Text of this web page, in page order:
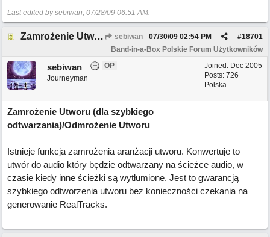
Last edited by sebiwan; 07/28/09 06:51 AM.
Zamrożenie Utworu /Odmrożenie Utworu sebiwan #18701
07/30/09 02:54 PM
Band-in-a-Box Polskie Forum Użytkowników
Joined: Dec 2005
Posts: 726
Polska
sebiwan
OP
Journeyman
Zamrożenie Utworu (dla szybkiego
odtwarzania)/Odmrożenie Utworu
Istnieje funkcja zamrożenia aranżacji utworu. Konwertuje to
utwór do audio który będzie odtwarzany na ścieżce audio, w
czasie kiedy inne ścieżki są wytłumione. Jest to gwarancją
szybkiego odtworzenia utworu bez konieczności czekania na
generowanie RealTracks.